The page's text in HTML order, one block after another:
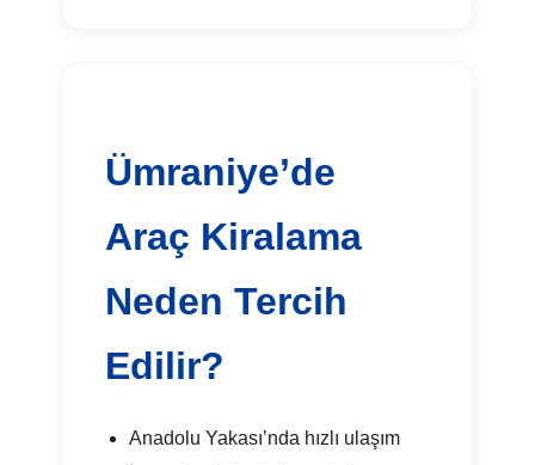
Ümraniye’de
Araç Kiralama
Neden Tercih
Edilir?
Anadolu Yakası’nda hızlı ulaşım